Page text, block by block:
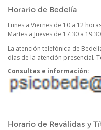
Horario de Bedelía
Lunes a Viernes de 10 a 12
Martes a Jueves de 17:30 a
La atención telefónica de
días de la atención presencial.
Consultas e información:
Horario de Reválidas y